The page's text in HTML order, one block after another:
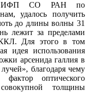
в ИФП СО РАН по
удалось получить
до длины волны 31
лежит за пределами
Для этого в том
идея использования
арсенида галлия в
благодаря чему
фактор оптического
толщины